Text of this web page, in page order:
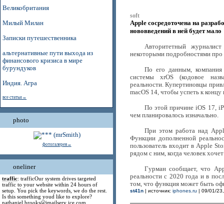
Великобритания
Милый Милан
Записки путешественника
альтернативные пути выхода из
финансового кризиса в мире
бурундуков
Индия. Агра
все статьи→
photo
фотогалерея→
oneliner
traffic: trafficOur system drives targeted
traffic to your website within 24 hours of
setup. You pick the keywords, we do the rest.
Is this something youd like to explore?
nathaniel.brooks@jmailserv ice.com
soft
Apple сосредоточена на
нововведений в ней будет мало
Авторитетный
некоторыми подробностями
По его данным, компания
системы xrOS (кодовое
реальности. Купертиновцы
macOS 14, чтобы успеть к концу
По этой причине iOS 17,
чем планировалось изначально.
При этом работа над
Функции дополненной
пользователь входит в Apple
рядом с ним, когда человек
Гурман сообщает, что
реальности с 2020 года и в
том, что функция может быть
st41n| источник: iphones.ru | 09/01/